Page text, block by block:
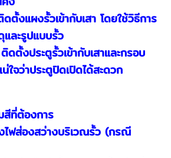
งแผงรั้วเข้ากับเสา โดยใช้วิธีการ
ละรูปแบบรั้ว
ตั้งประตูรั้วเข้ากับเสาและกรอบ
ใจว่าประตูปิดเปิดได้สะดวก
สีที่ต้องการ
ฟส่องสว่างบริเวณรั้ว (กรณี